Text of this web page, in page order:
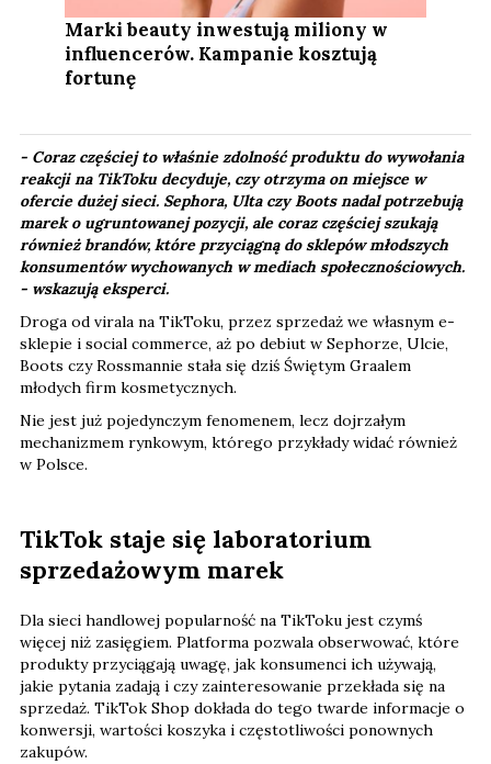
Marki beauty inwestują miliony w
influencerów. Kampanie kosztują
fortunę
- Coraz częściej to właśnie zdolność produktu do wywołania
reakcji na TikToku decyduje, czy otrzyma on miejsce w
ofercie dużej sieci. Sephora, Ulta czy Boots nadal potrzebują
marek o ugruntowanej pozycji, ale coraz częściej szukają
również brandów, które przyciągną do sklepów młodszych
konsumentów wychowanych w mediach społecznościowych.​
- wskazują eksperci.
Droga od virala na TikToku, przez sprzedaż we własnym e-
sklepie i social commerce, aż po debiut w Sephorze, Ulcie,
Boots czy Rossmannie stała się dziś Świętym Graalem
młodych firm kosmetycznych.
Nie jest już pojedynczym fenomenem, lecz dojrzałym
mechanizmem rynkowym, którego przykłady widać również
w Polsce.
TikTok staje się laboratorium
sprzedażowym marek
Dla sieci handlowej popularność na TikToku jest czymś
więcej niż zasięgiem. Platforma pozwala obserwować, które
produkty przyciągają uwagę, jak konsumenci ich używają,
jakie pytania zadają i czy zainteresowanie przekłada się na
sprzedaż. TikTok Shop dokłada do tego twarde informacje o
konwersji, wartości koszyka i częstotliwości ponownych
zakupów.